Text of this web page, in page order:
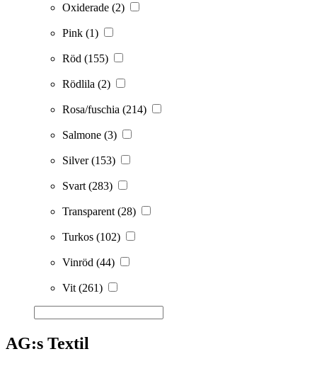
Oxiderade (2)
Pink (1)
Röd (155)
Rödlila (2)
Rosa/fuschia (214)
Salmone (3)
Silver(153)
Svart (283)
Transparent (28)
Turkos (102)
Vinröd (44)
Vit (261)
AG:s Textil